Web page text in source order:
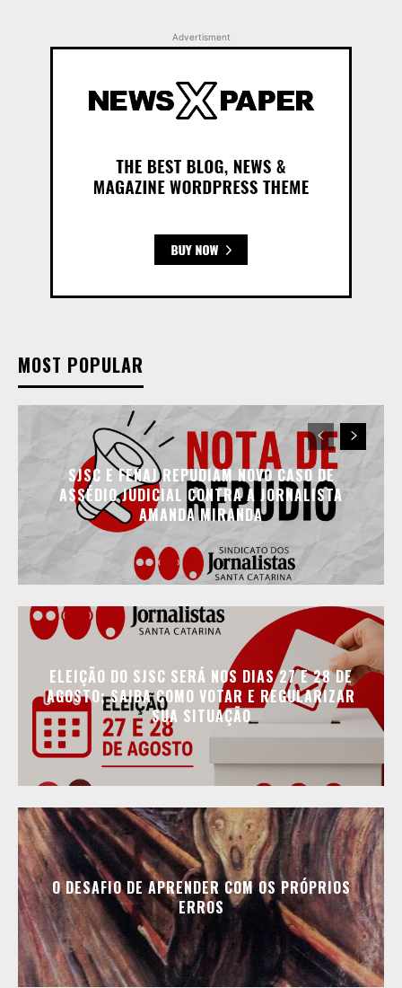
Advertisment
MOST POPULAR
SJSC E FENAJ REPUDIAM NOVO CASO DE
ASSÉDIO JUDICIAL CONTRA A JORNALISTA
AMANDA MIRANDA
ELEIÇÃO DO SJSC SERÁ NOS DIAS 27 E 28 DE
AGOSTO; SAIBA COMO VOTAR E REGULARIZAR
SUA SITUAÇÃO
O DESAFIO DE APRENDER COM OS PRÓPRIOS
ERROS